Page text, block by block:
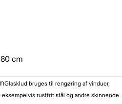
cm
Glasklud bruges til rengøring af vinduer,
rustfrit stål og andre skinnende